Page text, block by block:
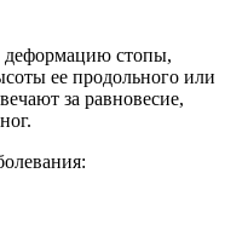
деформацию стопы,
ее продольного или
за равновесие,